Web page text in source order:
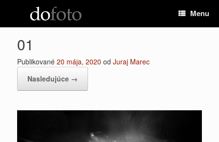
Menu
01
Publikované 20 mája, 2020 od Juraj Marec
Nasledujúce →